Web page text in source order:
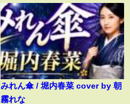
みれん傘 / 堀内春菜 cover by 朝
霧れな